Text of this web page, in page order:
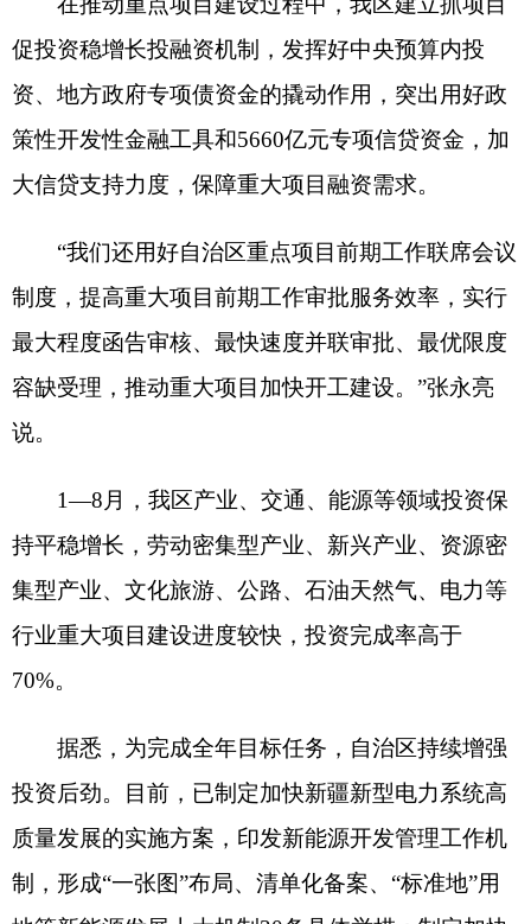
1—8月，我区产业、交通、能源等领域投资保
持平稳增长，劳动密集型产业、新兴产业、资源密
集型产业、文化旅游、公路、石油天然气、电力等
行业重大项目建设进度较快，投资完成率高于
投资后劲。目前，已制定加快新疆新型电力系统高
质量发展的实施方案，印发新能源开发管理工作机
制，形成“一张图”布局、清单化备案、“标准地”用
地等新能源发展十大机制30条具体举措；制定加快
持续加大油气勘探开发力度，实现油气增储上产；
制定加快新疆大型煤炭供应保障基地建设服务国家
能源安全实施方案，加快释放新增2.4亿吨/年的优
打印本页 关闭窗口
各县（市）网站 媒体
地州市政府 区政府部门